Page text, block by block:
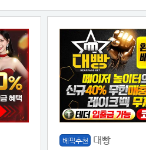
베픽추천 대빵